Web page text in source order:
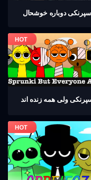
دوباره خوشحال
ولی همه زنده اند